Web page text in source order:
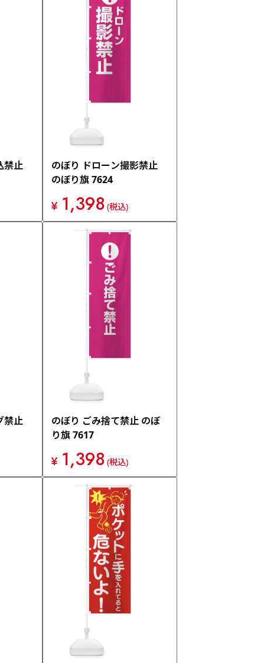
禁止
のぼり ドローン撮影禁止
のぼり旗 7624
¥ 1,398 (税込)
禁止
のぼり ごみ捨て禁止 のぼ
り旗 7617
¥ 1,398 (税込)